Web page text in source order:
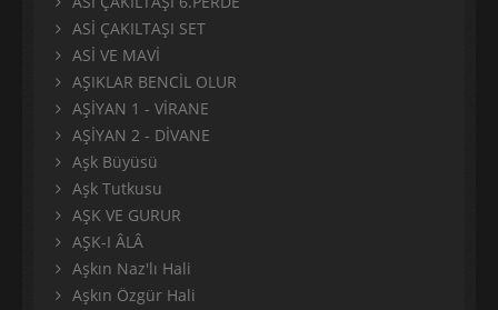
ASİ ÇAKILTAŞI SET
ASİ VE MAVİ
AŞIKLAR BENCİL OLUR
AŞİYAN 1 - VİRANE
AŞİYAN 2 - DİVANE
Aşk Büyüsü
Aşk Tutkusu
AŞK VE GURUR
AŞK-I ÂLÂ
Aşkın Naz'lı Hali
Aşkın Özgür Hali